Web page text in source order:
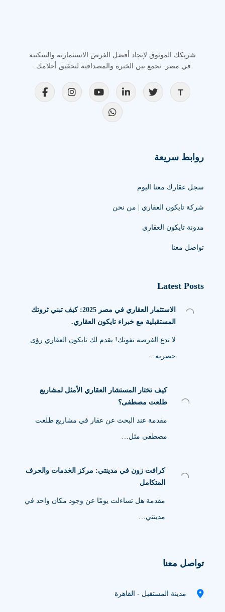
شريكك الموثوق لإيجاد أفضل الفرص الاستثمارية والسكنية
في مصر. نجمع بين الخبرة والمصداقية لتحقيق أحلامك.
روابط سريعة
سجل عقارك معنا اليوم
شركة تايكون العقاري | من نحن
مدونة تايكون العقاري
تواصل معنا
Latest Posts
الاستثمار العقاري في مصر 2025: كيف تبني ثروتك
المستقبلية مع خبراء تايكون العقاري.
لا تدع الفرصة تفوتك! يقدم لك تايكون العقاري رؤى
حصرية…
كيف تختار المستشار العقاري الأمثل لمشاريع
طلعت مصطفى؟
مقدمة عند البحث عن عقار في مشاريع طلعت
مصطفى مثل…
كرافت زون في مدينتي: مركز الخدمات والحرف
المتكامل
مقدمة هل تساءلت يومًا عن وجود مكان واحد في
مدينتي…
تواصل معنا
مدينة المستقبل - القاهرة